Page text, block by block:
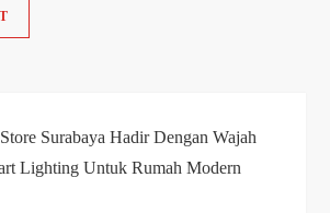
Surabaya Hadir Dengan Wajah
Lighting Untuk Rumah Modern